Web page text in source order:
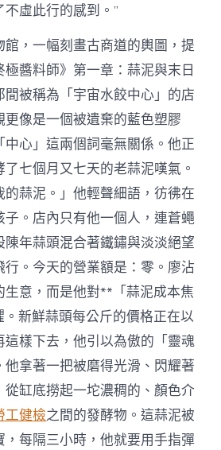
虛此行的感到。”
館，一幅刻畫古商道的輿圖，提
醬料師》第一章：蒜泥與末日
被稱為「宇宙水餃中心」的店
像是一個被遺棄的藍色塑膠
心」這兩個詞毫無關係。他正
七個月又七天的老蒜泥嘆氣。
的蒜泥。」他輕聲細語，彷彿在
。店內只有他一個人，連蒼蠅
年蒜頭混合著鐵鏽與淡淡絕望
。今天的營業額是：零。廖沾
生意，而是他對**「蒜泥成本焦
新鮮蒜頭每公斤的價格正在以
樣下去，他引以為傲的「靈魂
拿著一把被磨得光滑、閃耀著
從缸底撈起一坨濃稠的、顏色介
工健檢之間的發酵物。這蒜泥被
每隔三小時，他就要用手指彈